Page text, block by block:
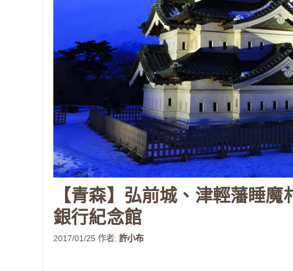
【青森】弘前城、津輕藩睡
銀行紀念館
2017/01/25 作者: 許小布